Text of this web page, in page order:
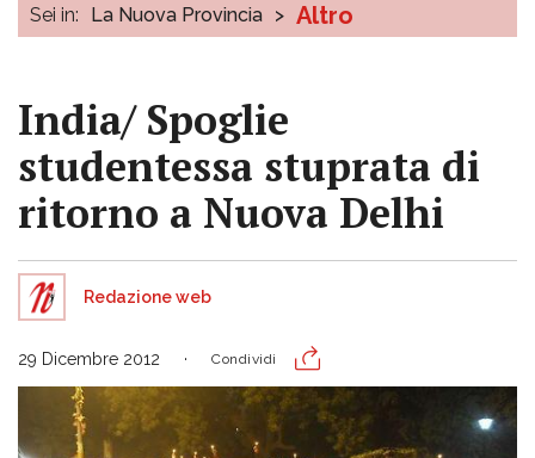
Sei in: La Nuova Provincia > Altro
India/ Spoglie
studentessa stuprata di
ritorno a Nuova Delhi
Redazione web
29 Dicembre 2012 Condividi